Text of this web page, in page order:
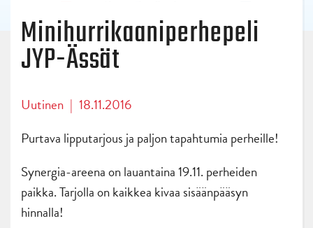
Minihurrikaaniperhepeli
JYP-Ässät
Uutinen | 18.11.2016
Purtava lipputarjous ja paljon tapahtumia perheille!
Synergia-areena on lauantaina 19.11. perheiden
paikka. Tarjolla on kaikkea kivaa sisäänpääsyn
hinnalla!